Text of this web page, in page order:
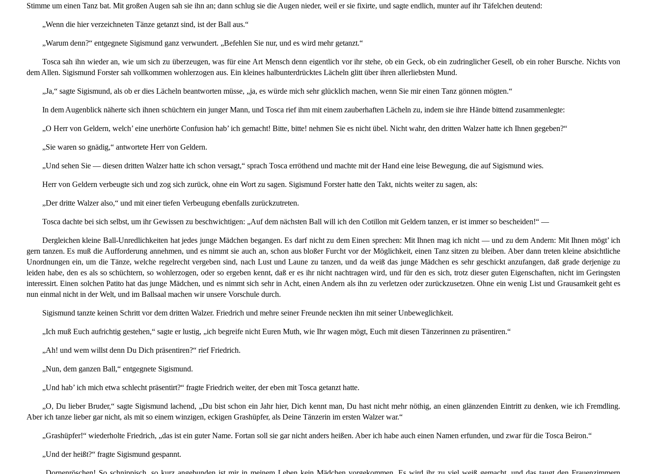
Stimme um einen Tanz bat. Mit großen Augen sah sie ihn an; dann schlug sie die Augen nieder, weil er sie fixirte, und sagte endlich, munter auf ihr Täfelchen deutend:
„Wenn die hier verzeichneten Tänze getanzt sind, ist der Ball aus.“
„Warum denn?“ entgegnete Sigismund ganz verwundert. „Befehlen Sie nur, und es wird mehr getanzt.“
Tosca sah ihn wieder an, wie um sich zu überzeugen, was für eine Art Mensch denn eigentlich vor ihr stehe, ob ein Geck, ob ein zudringlicher Gesell, ob ein roher Bursche. Nichts von
dem Allen. Sigismund Forster sah vollkommen wohlerzogen aus. Ein kleines halbunterdrücktes Lächeln glitt über ihren allerliebsten Mund.
„Ja,“ sagte Sigismund, als ob er dies Lächeln beantworten müsse, „ja, es würde mich sehr glücklich machen, wenn Sie mir einen Tanz gönnen mögten.“
In dem Augenblick näherte sich ihnen schüchtern ein junger Mann, und Tosca rief ihm mit einem zauberhaften Lächeln zu, indem sie ihre Hände bittend zusammenlegte:
„O Herr von Geldern, welch’ eine unerhörte Confusion hab’ ich gemacht! Bitte, bitte! nehmen Sie es nicht übel. Nicht wahr, den dritten Walzer hatte ich Ihnen gegeben?“
„Sie waren so gnädig,“ antwortete Herr von Geldern.
„Und sehen Sie — diesen dritten Walzer hatte ich schon versagt,“ sprach Tosca erröthend und machte mit der Hand eine leise Bewegung, die auf Sigismund wies.
Herr von Geldern verbeugte sich und zog sich zurück, ohne ein Wort zu sagen. Sigismund Forster hatte den Takt, nichts weiter zu sagen, als:
„Der dritte Walzer also,“ und mit einer tiefen Verbeugung ebenfalls zurückzutreten.
Tosca dachte bei sich selbst, um ihr Gewissen zu beschwichtigen: „Auf dem nächsten Ball will ich den Cotillon mit Geldern tanzen, er ist immer so bescheiden!“ —
Dergleichen kleine Ball-Unredlichkeiten hat jedes junge Mädchen begangen. Es darf nicht zu dem Einen sprechen: Mit Ihnen mag ich nicht — und zu dem Andern: Mit Ihnen mögt’ ich
gern tanzen. Es muß die Aufforderung annehmen, und es nimmt sie auch an, schon aus bloßer Furcht vor der Möglichkeit, einen Tanz sitzen zu bleiben. Aber dann treten kleine absichtliche
Unordnungen ein, um die Tänze, welche regelrecht vergeben sind, nach Lust und Laune zu tanzen, und da weiß das junge Mädchen es sehr geschickt anzufangen, daß grade derjenige zu
leiden habe, den es als so schüchtern, so wohlerzogen, oder so ergeben kennt, daß er es ihr nicht nachtragen wird, und für den es sich, trotz dieser guten Eigenschaften, nicht im Geringsten
interessirt. Einen solchen Patito hat das junge Mädchen, und es nimmt sich sehr in Acht, einen Andern als ihn zu verletzen oder zurückzusetzen. Ohne ein wenig List und Grausamkeit geht es
nun einmal nicht in der Welt, und im Ballsaal machen wir unsere Vorschule durch.
Sigismund tanzte keinen Schritt vor dem dritten Walzer. Friedrich und mehre seiner Freunde neckten ihn mit seiner Unbeweglichkeit.
„Ich muß Euch aufrichtig gestehen,“ sagte er lustig, „ich begreife nicht Euren Muth, wie Ihr wagen mögt, Euch mit diesen Tänzerinnen zu präsentiren.“
„Ah! und wem willst denn Du Dich präsentiren?“ rief Friedrich.
„Nun, dem ganzen Ball,“ entgegnete Sigismund.
„Und hab’ ich mich etwa schlecht präsentirt?“ fragte Friedrich weiter, der eben mit Tosca getanzt hatte.
„O, Du lieber Bruder,“ sagte Sigismund lachend, „Du bist schon ein Jahr hier, Dich kennt man, Du hast nicht mehr nöthig, an einen glänzenden Eintritt zu denken, wie ich Fremdling.
Aber ich tanze lieber gar nicht, als mit so einem winzigen, eckigen Grashüpfer, als Deine Tänzerin im ersten Walzer war.“
„Grashüpfer!“ wiederholte Friedrich, „das ist ein guter Name. Fortan soll sie gar nicht anders heißen. Aber ich habe auch einen Namen erfunden, und zwar für die Tosca Beiron.“
„Und der heißt?“ fragte Sigismund gespannt.